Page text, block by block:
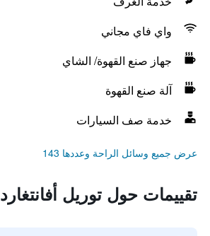
واي فاي مجاني
جهاز صنع القهوة/ الشاي
آلة صنع القهوة
خدمة صف السيارات
عرض جميع وسائل الراحة وعددها 143
تقييمات حول توريل أفانتغارد